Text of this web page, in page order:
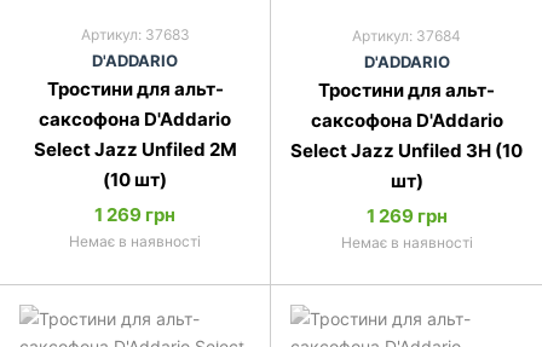
Артикул: 37683
D'ADDARIO
Тростини для альт-
саксофона D'Addario
Select Jazz Unfiled 2M
(10 шт)
1 269 грн
Немає в наявності
Артикул: 37684
D'ADDARIO
Тростини для альт-
саксофона D'Addario
Select Jazz Unfiled 3H (10
шт)
1 269 грн
Немає в наявності